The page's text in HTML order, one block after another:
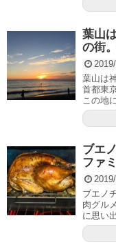
葉山
の街
葉山は
首都東
この地
ブエ
ファ
ブエノ
肉グル
に思い